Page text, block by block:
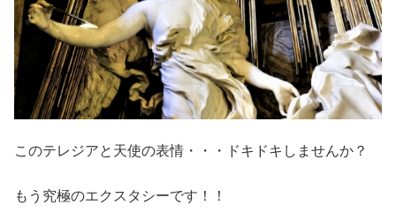
このテレジアと天使の表情・・・ドキドキしませんか？
もう究極のエクスタシーです！！